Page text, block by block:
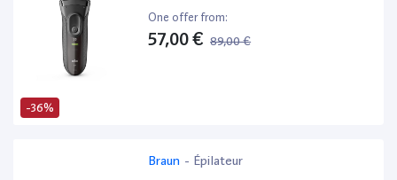
-36%
One offer from:
57,00 € 89,00 €
Braun - Épilateur